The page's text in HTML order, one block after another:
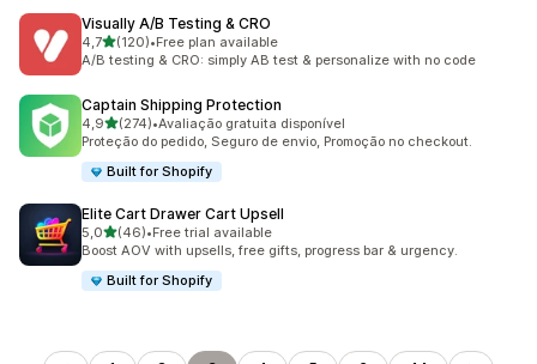
Visually A/B Testing & CRO
4,7de 5 estrelas
(120)
120 total de avaliações
•Free plan available
A/B testing & CRO: simply AB test & personalize with no code
Captain Shipping Protection
4,9de 5 estrelas
(274)
274 total de avaliações
•Avaliação gratuita disponível
Proteção do pedido, Seguro de envio, Promoção no checkout.
Built for Shopify
Elite Cart Drawer Cart Upsell
5,0de 5 estrelas
(46)
46 total de avaliações
•Free trial available
Boost AOV with upsells, free gifts, progress bar & urgency.
Built for Shopify